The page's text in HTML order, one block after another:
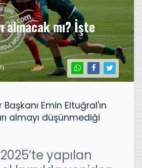
alınacak mı? İşte
Emin Eltuğral'ın
almayı düşünmediği
yapılan